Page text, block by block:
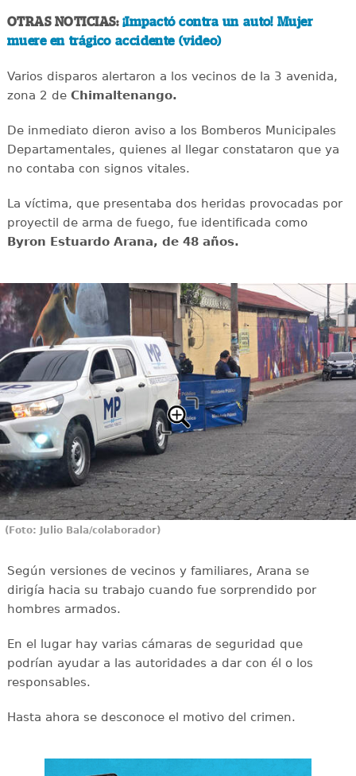
OTRAS NOTICIAS: ¡Impactó contra un auto! Mujer
muere en trágico accidente (video)
Varios disparos alertaron a los vecinos de la 3 avenida,
zona 2 de Chimaltenango.
De inmediato dieron aviso a los Bomberos Municipales
Departamentales, quienes al llegar constataron que ya
no contaba con signos vitales.
La víctima, que presentaba dos heridas provocadas por
proyectil de arma de fuego, fue identificada como
Byron Estuardo Arana, de 48 años.
(Foto: Julio Bala/colaborador)
Según versiones de vecinos y familiares, Arana se
dirigía hacia su trabajo cuando fue sorprendido por
hombres armados.
En el lugar hay varias cámaras de seguridad que
podrían ayudar a las autoridades a dar con él o los
responsables.
Hasta ahora se desconoce el motivo del crimen.